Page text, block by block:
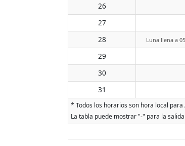
26
27
28 Luna llena a
29
30
31
* Todos los horarios son hora local
La tabla puede mostrar "-" para la